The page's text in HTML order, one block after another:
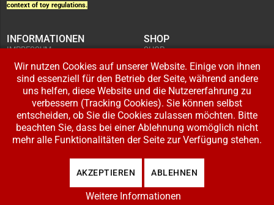
context of toy regulations.
INFORMATIONEN
IMPRESSUM
KUNDENINFORMATIONEN
WIDERRUFSRECHT
DATENSCHUTZERKLÄRUNG
ZAHLUNG UND VERSAND
SHOP
SHOP
BESTELLUNGEN
ADRESSE BEARBEITEN
IHR KONTO
LOGIN
REGISTRIEREN
Copyright © 2026 Modellbahnladen Klee GbR. Alle Rechte vorbehalten. Design:
Wir nutzen Cookies auf unserer Website. Einige von ihnen
sind essenziell für den Betrieb der Seite, während andere
uns helfen, diese Website und die Nutzererfahrung zu
verbessern (Tracking Cookies). Sie können selbst
entscheiden, ob Sie die Cookies zulassen möchten. Bitte
beachten Sie, dass bei einer Ablehnung womöglich nicht
mehr alle Funktionalitäten der Seite zur Verfügung stehen.
AKZEPTIEREN ABLEHNEN
Weitere Informationen